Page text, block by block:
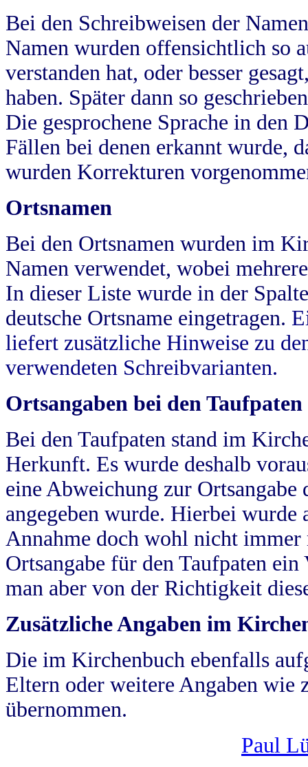
Bei den Schreibweisen der
Namen wurden offensichtlich so
verstanden hat, oder besser
haben. Später dann so
Die gesprochene Sprache in
Fällen bei denen erkannt wurde,
wurden Korrekturen
Ortsnamen
Bei den Ortsnamen wurden im
Namen verwendet, wobei
In dieser Liste wurde in der
deutsche Ortsname eingetragen.
liefert zusätzliche Hinweise zu
verwendeten Schreibvarianten.
Ortsangaben bei den Taufpaten
Bei den Taufpaten stand im
Herkunft. Es wurde deshalb
eine Abweichung zur
angegeben wurde. Hierbei wurde
Annahme doch wohl nicht
Ortsangabe für den Taufpaten
man aber von der Richtigkeit
Zusätzliche Angaben im
Die im Kirchenbuch ebenfalls
Eltern oder weitere Angaben wie
übernommen.
Paul